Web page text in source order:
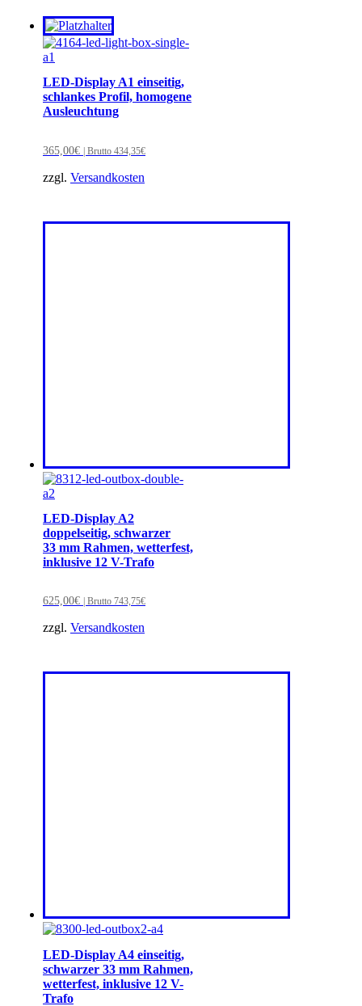
LED-Display A1 einseitig,
schlankes Profil, homogene
Ausleuchtung
365,00€ | Brutto 434,35€
zzgl. Versandkosten
LED-Display A2
doppelseitig, schwarzer
33 mm Rahmen, wetterfest,
inklusive 12 V-Trafo
625,00€ | Brutto 743,75€
zzgl. Versandkosten
LED-Display A4 einseitig,
schwarzer 33 mm Rahmen,
wetterfest, inklusive 12 V-
Trafo